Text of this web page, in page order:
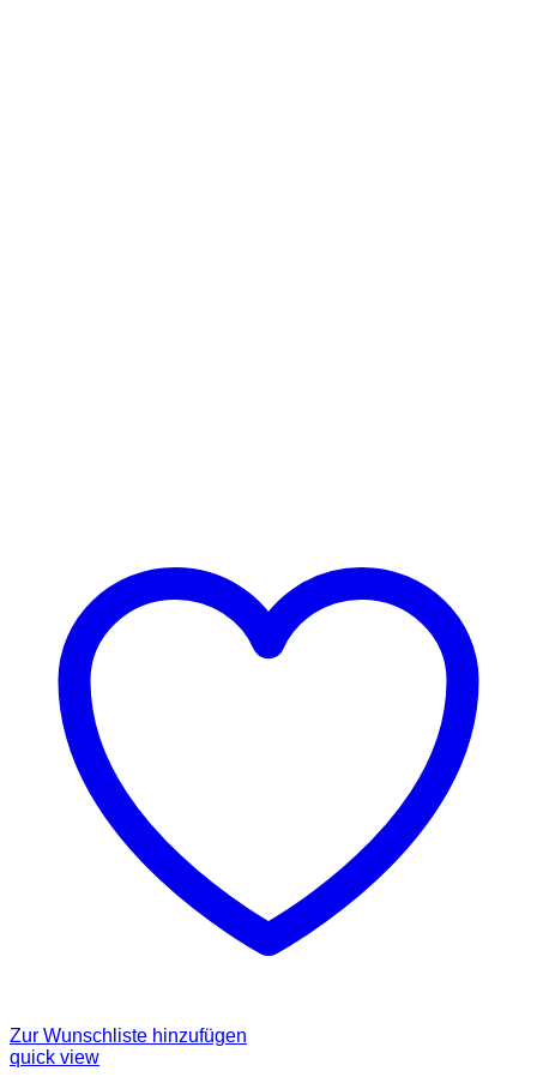
Zur Wunschliste hinzufügen
quick view